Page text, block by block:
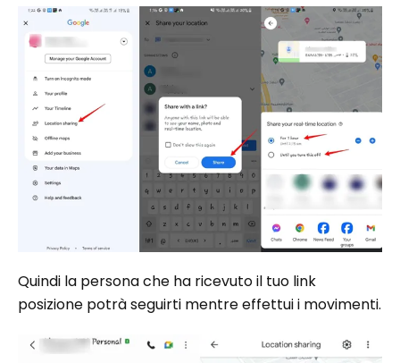
Quindi la persona che ha ricevuto il tuo link
posizione potrà seguirti mentre effettui i movimenti.